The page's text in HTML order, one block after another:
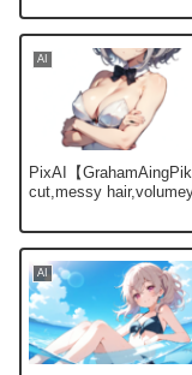
AI
PixAI【
cut,messy
AI